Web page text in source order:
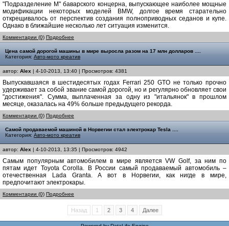
"Подразделение М" баварского концерна, выпускающее наиболее мощные
модификации некоторых моделей BMW, долгое время старательно
открещивалось от перспектив создания полноприводных седанов и купе.
Однако в ближайшие несколько лет ситуация изменится.
Комментарии (0) Подробнее
Цена самой дорогой машины в мире выросла разом на 17 млн долларов ....
Категория: Авто-мото креатив
автор: Alex | 4-10-2013, 13:40 | Просмотров: 4381
Выпускавшаяся в шестидесятых годах Ferrari 250 GTO не только прочно
удерживает за собой звание самой дорогой, но и регулярно обновляет свои
"достижения". Сумма, выплаченная за одну из "итальянок" в прошлом
месяце, оказалась на 49% больше предыдущего рекорда.
Комментарии (0) Подробнее
Самой продаваемой машиной в Норвегии стал электрокар Tesla ....
Категория: Авто-мото креатив
автор: Alex | 4-10-2013, 13:35 | Просмотров: 4942
Самым популярным автомобилем в мире является VW Golf, за ним по
пятам идет Toyota Corolla. В России самый продаваемый автомобиль –
отечественная Lada Granta. А вот в Норвегии, как нигде в мире,
предпочитают электрокары.
Комментарии (0) Подробнее
Назад 1 2 3 4 Далее